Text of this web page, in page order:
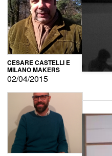
CESARE CASTELLI E
MILANO MAKERS
02/04/2015